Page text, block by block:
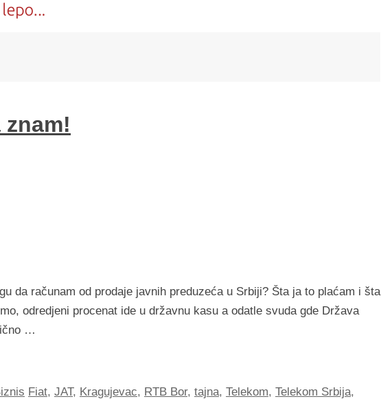
da računam od prodaje javnih preduzeća u Srbiji? Šta ja to plaćam i šta
odredjeni procenat ide u državnu kasu a odatle svuda gde Država
…
Fiat, JAT, Kragujevac, RTB Bor, tajna, Telekom, Telekom Srbija,